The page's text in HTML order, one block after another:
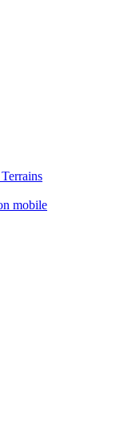
mobile